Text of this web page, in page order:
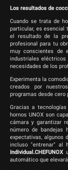
Los resultados de
Cuando se trata de
particular, es esencial
el resultado de la
profesional para tu
muy conscientes de
industriales eléctricos
necesidades de los
Experimenta la
creados por
programas desde cero
Gracias a
hornos UNOX son
cámara y garantizar
número de bandejas
expectativas, algunos
incluso "entrenar" al
Individual.CHEFUNOX
automático que